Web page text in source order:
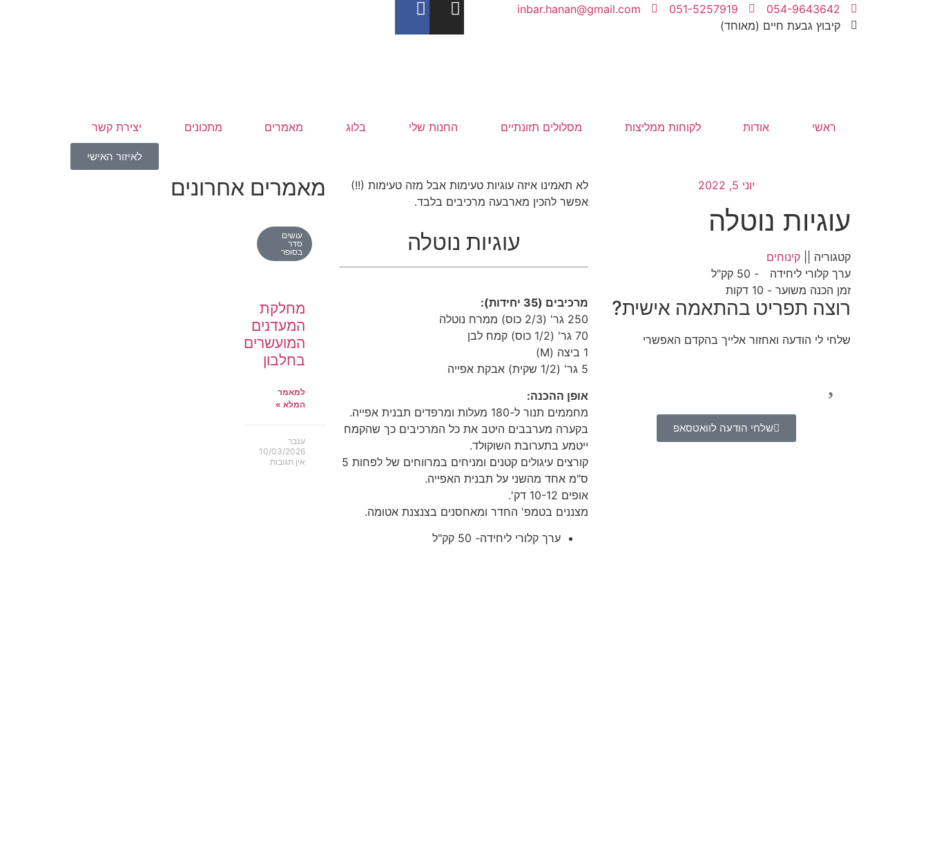
054-9643642
051-5257919
inbar.hanan@gmail.com
קיבוץ גבעת חיים (מאוחד)
ראשי אודות לקוחות ממליצות מסלולים תזונתיים החנות שלי בלוג מאמרים מתכונים יצירת קשר
לאיזור האישי
יוני 5, 2022
עוגיות נוטלה
קטגוריה || קינוחים
ערך קלורי ליחידה
- 50 קק"ל
זמן הכנה משוער - 10 דקות
רוצה תפריט בהתאמה אישית?
שלחי לי הודעה ואחזור אלייך בהקדם האפשרי
שלחי הודעה לוואטסאפ
לא תאמינו איזה עוגיות טעימות אבל מזה טעימות (!!)
אפשר להכין מארבעה מרכיבים בלבד.
עוגיות נוטלה
מרכיבים (35 יחידות):
250 גר' (2/3 כוס) ממרח נוטלה
70 גר' (1/2 כוס) קמח לבן
1 ביצה (M)
5 גר' (1/2 שקית) אבקת אפייה
אופן ההכנה:
מחממים תנור ל-180 מעלות ומרפדים תבנית אפייה.
בקערה מערבבים היטב את כל המרכיבים כך שהקמח
ייטמע בתערובת השוקולד.
קורצים עיגולים קטנים ומניחים במרווחים של לפחות 5
ס"מ אחד מהשני על תבנית האפייה.
אופים 10-12 דק'.
מצננים בטמפ' החדר ומאחסנים בצנצנת אטומה.
ערך קלורי ליחידה- 50 קק"ל
מאמרים אחרונים
עושים
סדר
בסופר
מחלקת
המעדנים
המועשרים
בחלבון
למאמר
המלא »
ענבר
10/03/2026
אין תגובות